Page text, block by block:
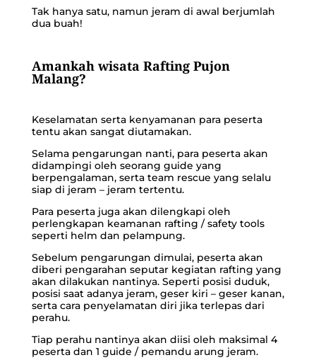
Tak hanya satu, namun jeram di awal berjumlah
dua buah!
Amankah wisata Rafting Pujon
Malang?
Keselamatan serta kenyamanan para peserta
tentu akan sangat diutamakan.
Selama pengarungan nanti, para peserta akan
didampingi oleh seorang guide yang
berpengalaman, serta team rescue yang selalu
siap di jeram – jeram tertentu.
Para peserta juga akan dilengkapi oleh
perlengkapan keamanan rafting / safety tools
seperti helm dan pelampung.
Sebelum pengarungan dimulai, peserta akan
diberi pengarahan seputar kegiatan rafting yang
akan dilakukan nantinya. Seperti posisi duduk,
posisi saat adanya jeram, geser kiri – geser kanan,
serta cara penyelamatan diri jika terlepas dari
perahu.
Tiap perahu nantinya akan diisi oleh maksimal 4
peserta dan 1 guide / pemandu arung jeram.